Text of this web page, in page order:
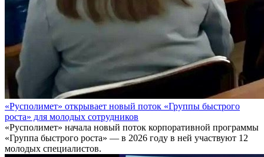
«Русполимет» открывает новый поток «Группы быстрого
роста» для молодых сотрудников
«Русполимет» начала новый поток корпоративной программы
«Группа быстрого роста» — в 2026 году в ней участвуют 12
молодых специалистов.